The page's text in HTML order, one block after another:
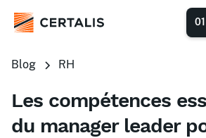
Blog RH
Les compétences
du manager leader